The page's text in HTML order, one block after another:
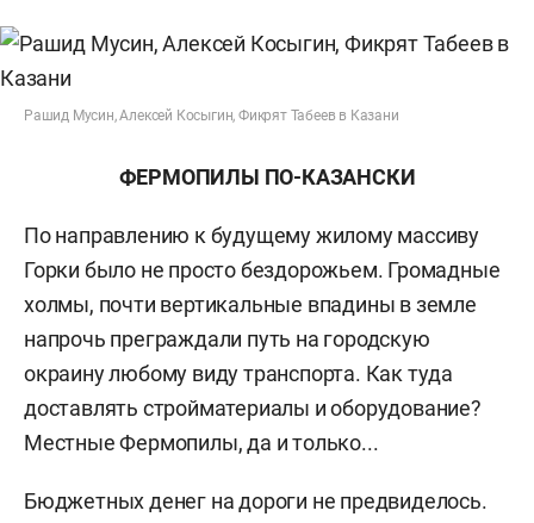
Рашид Мусин, Алексей Косыгин, Фикрят Табеев в Казани
ФЕРМОПИЛЫ ПО-КАЗАНСКИ
По направлению к будущему жилому массиву
Горки было не просто бездорожьем. Громадные
холмы, почти вертикальные впадины в земле
напрочь преграждали путь на городскую
окраину любому виду транспорта. Как туда
доставлять стройматериалы и оборудование?
Местные Фермопилы, да и только...
Бюджетных денег на дороги не предвиделось.